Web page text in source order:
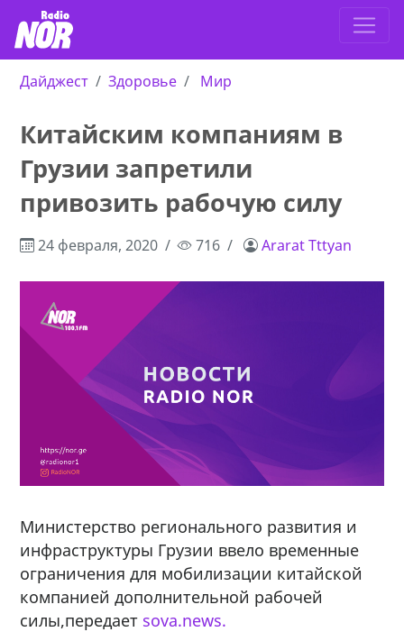
Дайджест Здоровье Мир
Китайским компаниям в
Грузии запретили
привозить рабочую силу
24 февраля, 2020 716 Ararat Tttyan
Министерство регионального развития и
инфраструктуры Грузии ввело временные
ограничения для мобилизации китайской
компанией дополнительной рабочей
силы,передает sova.news.